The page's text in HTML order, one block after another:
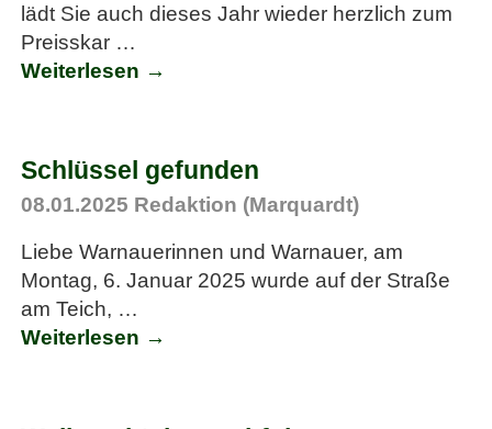
lädt Sie auch dieses Jahr wieder herzlich zum
Preisskar …
Weiterlesen →
Schlüssel gefunden
08.01.2025 Redaktion (Marquardt)
Liebe Warnauerinnen und Warnauer, am
Montag, 6. Januar 2025 wurde auf der Straße
am Teich, …
Weiterlesen →